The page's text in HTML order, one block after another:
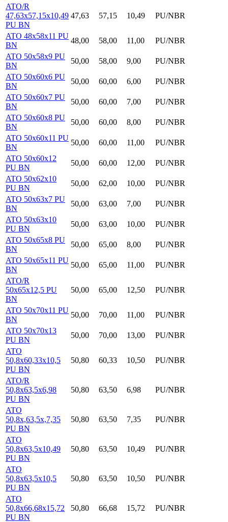
ATO/R
47,63x57,15x10,49
PU BN
47,63 57,15 10,49 PU/NBR
ATO 48x58x11 PU
BN
48,00 58,00 11,00
PU/NBR
ATO 50x58x9 PU
BN
50,00 58,00 9,00
PU/NBR
ATO 50x60x6 PU
BN
50,00 60,00 6,00
PU/NBR
ATO 50x60x7 PU
BN
50,00 60,00 7,00
PU/NBR
ATO 50x60x8 PU
BN
50,00 60,00 8,00
PU/NBR
ATO 50x60x11 PU
BN
50,00 60,00 11,00
PU/NBR
ATO 50x60x12
PU BN
50,00 60,00 12,00
PU/NBR
ATO 50x62x10
PU BN
50,00 62,00 10,00
PU/NBR
ATO 50x63x7 PU
BN
50,00 63,00 7,00
PU/NBR
ATO 50x63x10
PU BN
50,00 63,00 10,00
PU/NBR
ATO 50x65x8 PU
BN
50,00 65,00 8,00
PU/NBR
ATO 50x65x11 PU
BN
50,00 65,00 11,00
PU/NBR
ATO/R
50x65x12,5 PU
BN
50,00 65,00 12,50 PU/NBR
ATO 50x70x11 PU
BN
50,00 70,00 11,00
PU/NBR
ATO 50x70x13
PU BN
50,00 70,00 13,00
PU/NBR
ATO
50,8x60,33x10,5
PU BN
50,80 60,33 10,50 PU/NBR
ATO/R
50,8x63,5x6,98
PU BN
50,80 63,50 6,98 PU/NBR
ATO
50,8x,63,5x,7,35
PU BN
50,80 63,50 7,35 PU/NBR
ATO
50,8x63,5x10,49
PU BN
50,80 63,50 10,49 PU/NBR
ATO
50,8x63,5x10,5
PU BN
50,80 63,50 10,50 PU/NBR
ATO
50,8x66,68x15,72
PU BN
50,80 66,68 15,72 PU/NBR